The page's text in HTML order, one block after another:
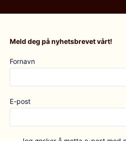
Meld deg på nyhetsbrevet vårt!
Fornavn
E-post